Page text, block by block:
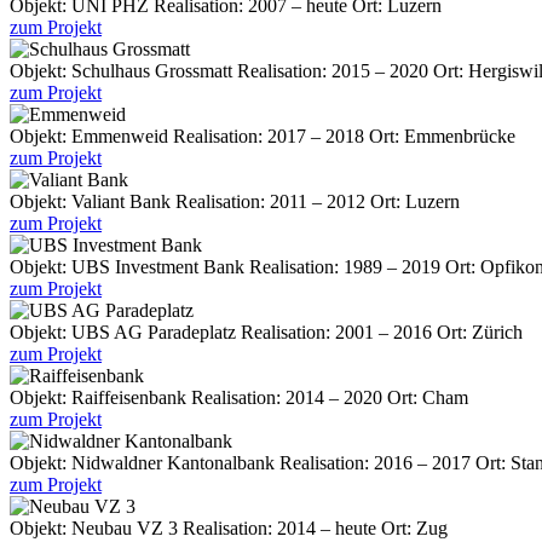
Objekt: UNI PHZ Realisation: 2007 – heute Ort: Luzern
zum Projekt
Objekt: Schulhaus Grossmatt Realisation: 2015 – 2020 Ort: Hergiswil
zum Projekt
Objekt: Emmenweid Realisation: 2017 – 2018 Ort: Emmenbrücke
zum Projekt
Objekt: Valiant Bank Realisation: 2011 – 2012 Ort: Luzern
zum Projekt
Objekt: UBS Investment Bank Realisation: 1989 – 2019 Ort: Opfikon
zum Projekt
Objekt: UBS AG Paradeplatz Realisation: 2001 – 2016 Ort: Zürich
zum Projekt
Objekt: Raiffeisenbank Realisation: 2014 – 2020 Ort: Cham
zum Projekt
Objekt: Nidwaldner Kantonalbank Realisation: 2016 – 2017 Ort:
zum Projekt
Objekt: Neubau VZ 3 Realisation: 2014 – heute Ort: Zug